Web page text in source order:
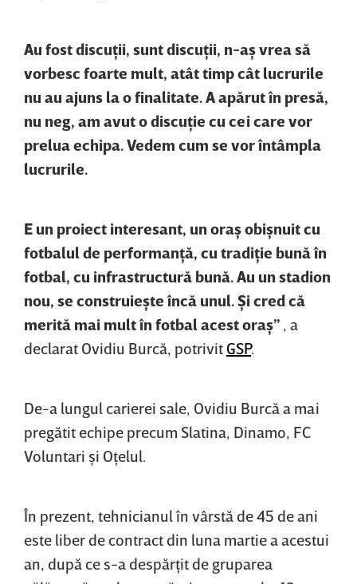
Au fost discuţii, sunt discuţii, n-aş vrea să
vorbesc foarte mult, atât timp cât lucrurile
nu au ajuns la o finalitate. A apărut în presă,
nu neg, am avut o discuţie cu cei care vor
prelua echipa. Vedem cum se vor întâmpla
lucrurile.
E un proiect interesant, un oraş obişnuit cu
fotbalul de performanţă, cu tradiţie bună în
fotbal, cu infrastructură bună. Au un stadion
nou, se construieşte încă unul. Şi cred că
merită mai mult în fotbal acest oraş” , a
declarat Ovidiu Burcă, potrivit GSP.
De-a lungul carierei sale, Ovidiu Burcă a mai
pregătit echipe precum Slatina, Dinamo, FC
Voluntari şi Oţelul.
În prezent, tehnicianul în vârstă de 45 de ani
este liber de contract din luna martie a acestui
an, după ce s-a despărţit de gruparea